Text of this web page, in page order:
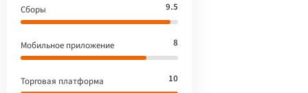
Сборы 9.5
Мобильное приложение 8
Торговая платформа 10